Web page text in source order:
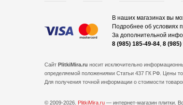
В наших магазинах вы
Подробнее об условиях
За дополнительной
8 (985) 185-49-84, 8 (985)
Сайт PlitkiMira.ru носит исключительно
определяемой положениями Статьи 437 ГК РФ. Цены
Для получения точной информации о стоимости
© 2009-2026. PlitkiMira.ru — интернет-магазин плитки.